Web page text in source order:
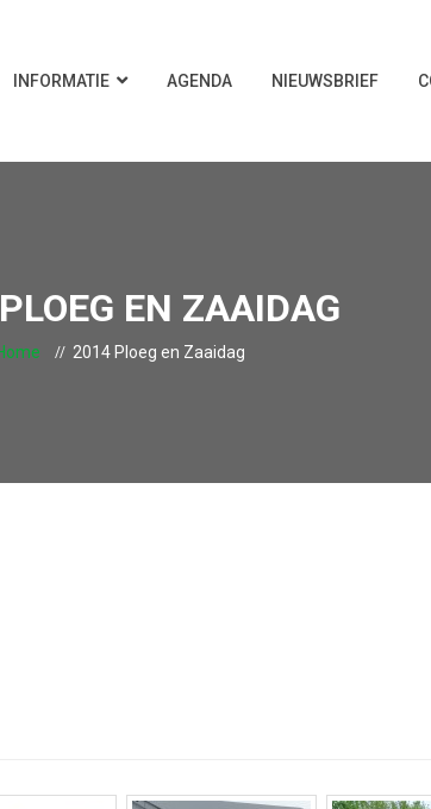
INFORMATIE AGENDA NIEUWSBRIEF
EN ZAAIDAG
2014 Ploeg en Zaaidag